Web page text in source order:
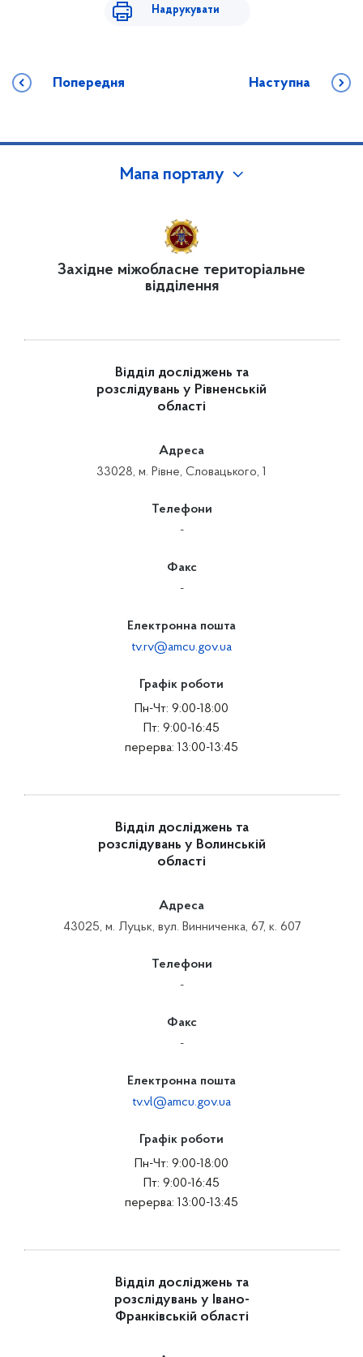
Надрукувати
Попередня Наступна
Мапа порталу
Західне міжобласне територіальне
відділення
Відділ досліджень та
розслідувань у Рівненській
області
Адреса
33028, м. Рівне, Словацького, 1
Телефони
-
Факс
-
Електронна пошта
tv.rv@amcu.gov.ua
Графік роботи
Пн-Чт: 9:00-18:00
Пт: 9:00-16:45
перерва: 13:00-13:45
Відділ досліджень та
розслідувань у Волинській
області
Адреса
43025, м. Луцьк, вул. Винниченка, 67, к. 607
Телефони
-
Факс
-
Електронна пошта
tv.vl@amcu.gov.ua
Графік роботи
Пн-Чт: 9:00-18:00
Пт: 9:00-16:45
перерва: 13:00-13:45
Відділ досліджень та
розслідувань у Івано-
Франківській області